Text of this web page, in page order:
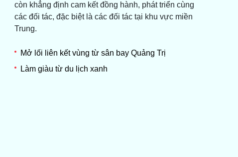
còn khẳng định cam kết đồng hành, phát triển cùng
các đối tác, đặc biệt là các đối tác tại khu vực miền
Trung.
Mở lối liên kết vùng từ sân bay Quảng Trị
Làm giàu từ du lịch xanh